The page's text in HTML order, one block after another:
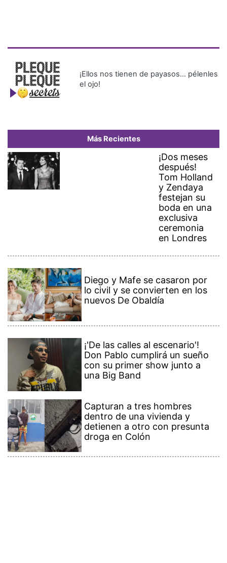
¡Ellos nos tienen de payasos… pélenles
el ojo!
Más Recientes
¡Dos meses
después!
Tom Holland
y Zendaya
festejan su
boda en una
exclusiva
ceremonia
en Londres
Diego y Mafe se casaron por
lo civil y se convierten en los
nuevos De Obaldía
¡'De las calles al escenario'!
Don Pablo cumplirá un sueño
con su primer show junto a
una Big Band
Capturan a tres hombres
dentro de una vivienda y
detienen a otro con presunta
droga en Colón